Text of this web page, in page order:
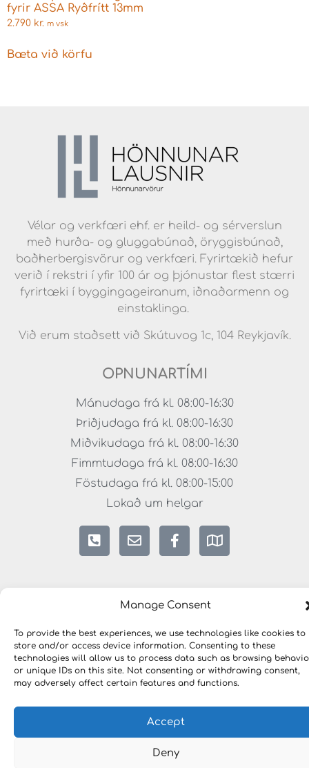
Manage Consent
To provide the best experiences, we use technologies like cookies to
store and/or access device information. Consenting to these
technologies will allow us to process data such as browsing
or unique IDs on this site. Not consenting or withdrawing consent,
may adversely affect certain features and functions.
Accept
Deny
fyrir ASSA Ryðfrítt 13mm
2.790 kr. m vsk
Bæta við körfu
Vélar og verkfæri ehf. er heild- og sérverslun
með hurða- og gluggabúnað, öryggisbúnað,
baðherbergisvörur og verkfæri. Fyrirtækið hefur
verið í rekstri í yfir 100 ár og þjónustar flest stærri
fyrirtæki í byggingageiranum, iðnaðarmenn og
einstaklinga.
Við erum staðsett við Skútuvog 1c, 104 Reykjavík.
OPNUNARTÍMI
Mánudaga frá kl. 08:00-16:30
Þriðjudaga frá kl. 08:00-16:30
Miðvikudaga frá kl. 08:00-16:30
Fimmtudaga frá kl. 08:00-16:30
Föstudaga frá kl. 08:00-15:00
Lokað um helgar
Copyright © 2023 HÖNNUNARLAUSNIR. Öll réttindi
áskilin.